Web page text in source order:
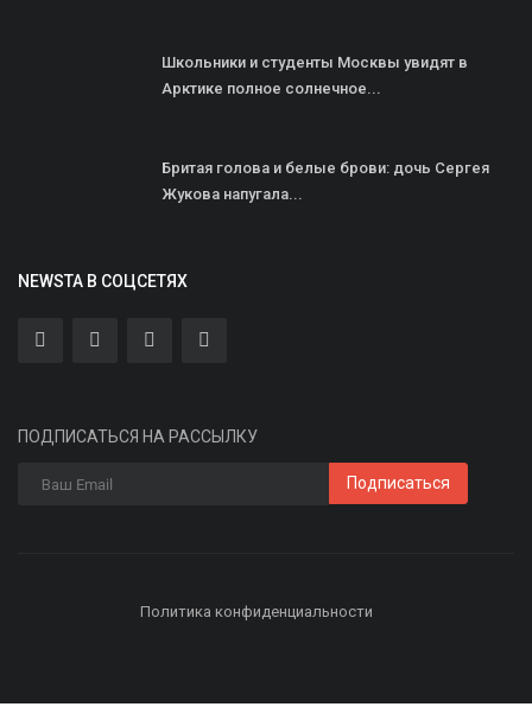
Школьники и студенты Москвы увидят в
Арктике полное солнечное...
Бритая голова и белые брови: дочь Сергея
Жукова напугала...
NEWSTA В СОЦСЕТЯХ
ПОДПИСАТЬСЯ НА РАССЫЛКУ
Подписаться
Политика конфиденциальности